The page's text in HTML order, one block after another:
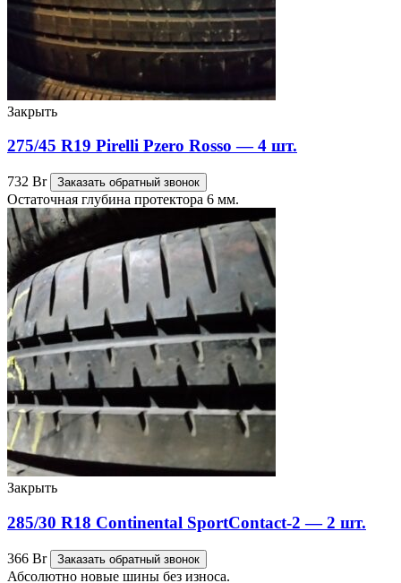
Закрыть
275/45 R19 Pirelli Pzero Rosso — 4 шт.
732 Br Заказать обратный звонок
Остаточная глубина протектора 6 мм.
Закрыть
285/30 R18 Continental SportContact-2 — 2 шт.
366 Br Заказать обратный звонок
Абсолютно новые шины без износа.